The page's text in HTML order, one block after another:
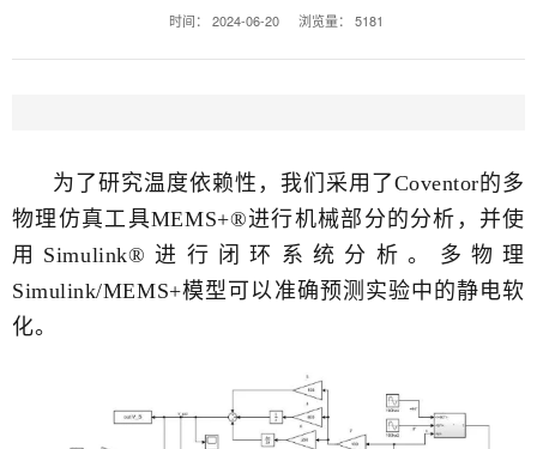
时间： 2024-06-20 浏览量： 5181
为了研究温度依赖性，我们采用了Coventor的多
物理仿真工具MEMS+®进行机械部分的分析，并使
用Simulink®进行闭环系统分析。多物理
Simulink/MEMS+模型可以准确预测实验中的静电软
化。